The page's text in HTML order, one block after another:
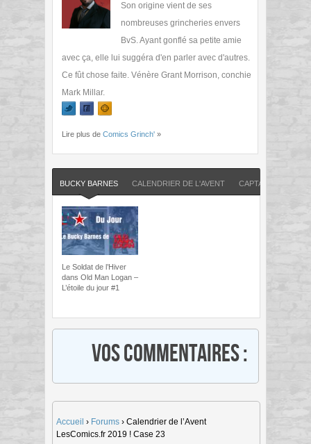
Son origine vient de ses
nombreuses grincheries envers
BvS. Ayant gonflé sa petite amie
avec ça, elle lui suggéra d'en parler avec d'autres.
Ce fût chose faite. Vénère Grant Morrison, conchie
Mark Millar.
Lire plus de Comics Grinch' »
BUCKY BARNES CALENDRIER DE L'AVENT CAPTAIN AMERICA
Le Soldat de l’Hiver
dans Old Man Logan –
L’étoile du jour #1
Vos commentaires :
Accueil › Forums › Calendrier de l’Avent
LesComics.fr 2019 ! Case 23